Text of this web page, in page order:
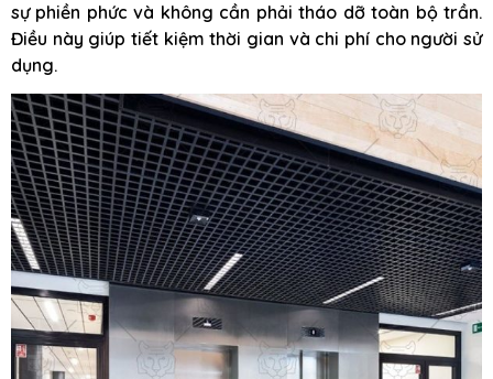
sự phiền phức và không cần phải tháo dỡ toàn bộ trần.
Điều này giúp tiết kiệm thời gian và chi phí cho người sử
dụng.